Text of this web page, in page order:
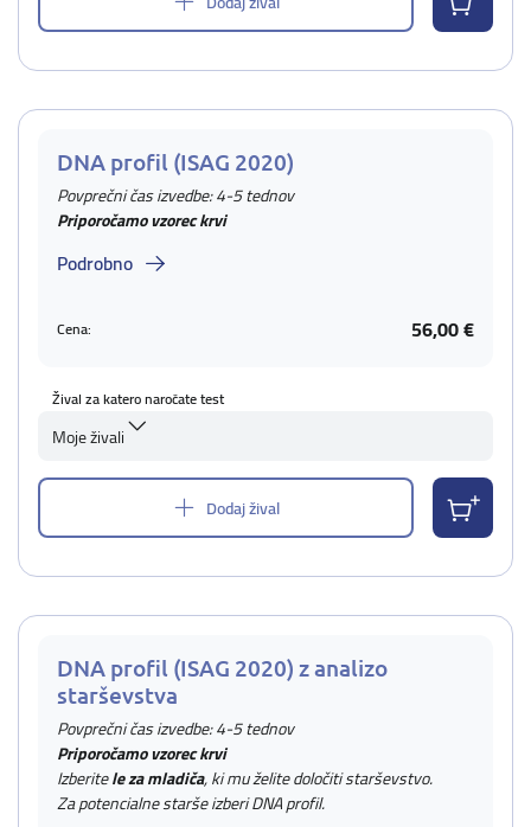
DNA profil (ISAG 2020)
Povprečni čas izvedbe: 4-5 tednov
Priporočamo vzorec krvi
Podrobno
Cena: 56,00 €
Žival za katero naročate test
Moje živali
Dodaj žival
DNA profil (ISAG 2020) z analizo
starševstva
Povprečni čas izvedbe: 4-5 tednov
Priporočamo vzorec krvi
Izberitele za mladiča, ki mu želite določiti starševstvo.
Za potencialne starše izberi DNA profil.